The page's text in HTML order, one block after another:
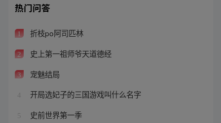
热门问答
1 折枝po阿司匹林
2 史上第一祖师爷天道德经
3 宠魅结局
4 开局选妃子的三国游戏叫什么名字
5 史前世界第一季